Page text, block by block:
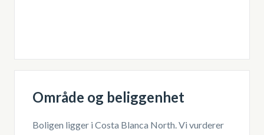
Område og beliggenhet
Boligen ligger i Costa Blanca North. Vi vurderer